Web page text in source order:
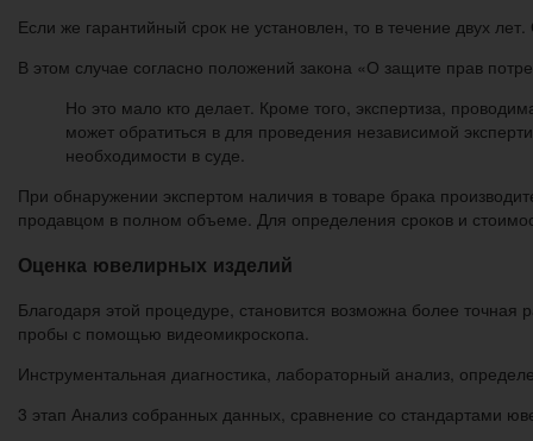
Если же гарантийный срок не установлен, то в течение двух
В этом случае согласно положений закона «О защите прав
Но это мало кто делает. Кроме того, экспертиза,
может обратиться в для проведения независимой
необходимости в суде.
При обнаружении экспертом наличия в товаре брака
продавцом в полном объеме. Для определения сроков и
Оценка ювелирных изделий
Благодаря этой процедуре, становится возможна более
пробы с помощью видеомикроскопа.
Инструментальная диагностика, лабораторный анализ,
3 этап Анализ собранных данных, сравнение со стандартами